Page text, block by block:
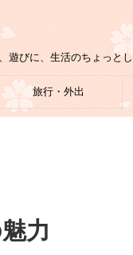
遊びに、生活のちょっと
旅行・外出
力